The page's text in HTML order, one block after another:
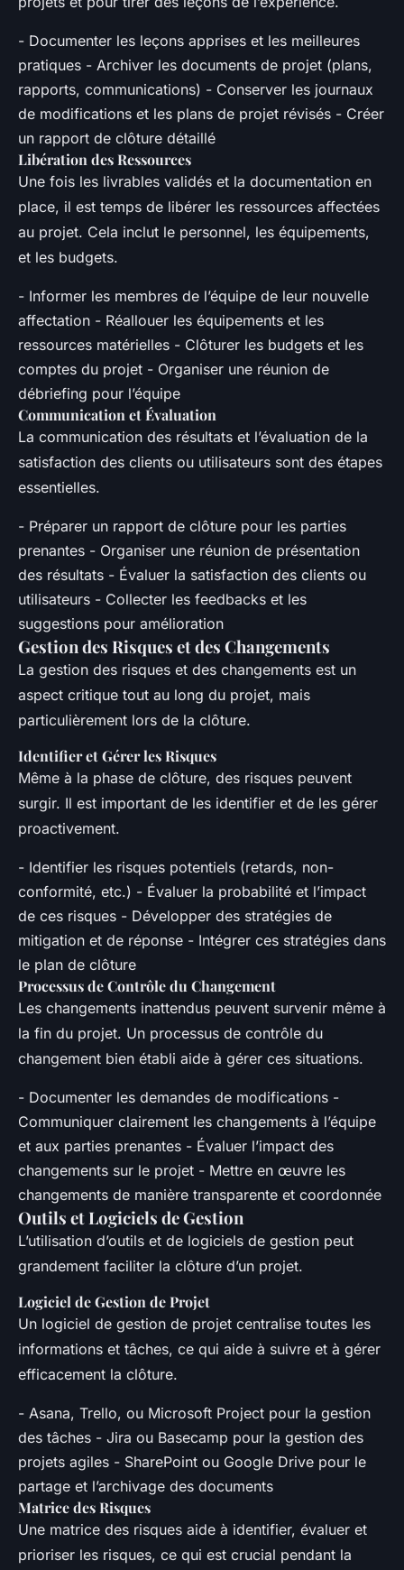
- Documenter les leçons apprises et les meilleures
pratiques - Archiver les documents de projet (plans,
rapports, communications) - Conserver les journaux
de modifications et les plans de projet révisés - Créer
un rapport de clôture détaillé
Libération des Ressources
Une fois les livrables validés et la documentation en
place, il est temps de libérer les ressources affectées
au projet. Cela inclut le personnel, les équipements,
et les budgets.
- Informer les membres de l’équipe de leur nouvelle
affectation - Réallouer les équipements et les
ressources matérielles - Clôturer les budgets et les
comptes du projet - Organiser une réunion de
débriefing pour l’équipe
Communication et Évaluation
La communication des résultats et l’évaluation de la
satisfaction des clients ou utilisateurs sont des étapes
essentielles.
- Préparer un rapport de clôture pour les parties
prenantes - Organiser une réunion de présentation
des résultats - Évaluer la satisfaction des clients ou
utilisateurs - Collecter les feedbacks et les
suggestions pour amélioration
Gestion des Risques et des Changements
La gestion des risques et des changements est un
aspect critique tout au long du projet, mais
particulièrement lors de la clôture.
Identifier et Gérer les Risques
Même à la phase de clôture, des risques peuvent
surgir. Il est important de les identifier et de les gérer
proactivement.
- Identifier les risques potentiels (retards, non-
conformité, etc.) - Évaluer la probabilité et l’impact
de ces risques - Développer des stratégies de
mitigation et de réponse - Intégrer ces stratégies dans
le plan de clôture
Processus de Contrôle du Changement
Les changements inattendus peuvent survenir même à
la fin du projet. Un processus de contrôle du
changement bien établi aide à gérer ces situations.
- Documenter les demandes de modifications -
Communiquer clairement les changements à l’équipe
et aux parties prenantes - Évaluer l’impact des
changements sur le projet - Mettre en œuvre les
changements de manière transparente et coordonnée
Outils et Logiciels de Gestion
L’utilisation d’outils et de logiciels de gestion peut
grandement faciliter la clôture d’un projet.
Logiciel de Gestion de Projet
Un logiciel de gestion de projet centralise toutes les
informations et tâches, ce qui aide à suivre et à gérer
efficacement la clôture.
- Asana, Trello, ou Microsoft Project pour la gestion
des tâches - Jira ou Basecamp pour la gestion des
projets agiles - SharePoint ou Google Drive pour le
partage et l’archivage des documents
Matrice des Risques
Une matrice des risques aide à identifier, évaluer et
prioriser les risques, ce qui est crucial pendant la